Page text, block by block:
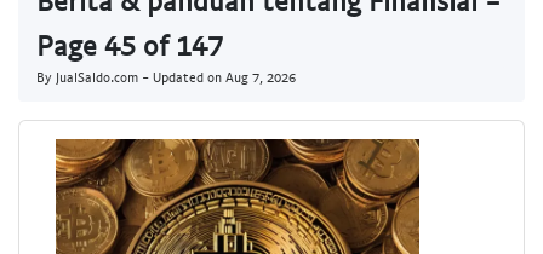
Page 45 of 147
By JualSaldo.com - Updated on Aug 7, 2026